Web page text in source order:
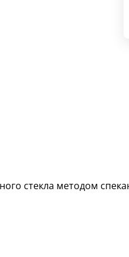
стекла методом